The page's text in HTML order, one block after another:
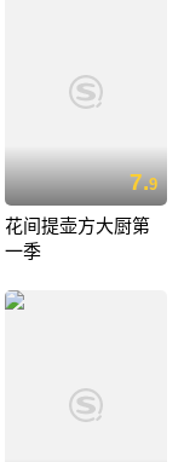
7.9
花间提壶方大厨第
一季